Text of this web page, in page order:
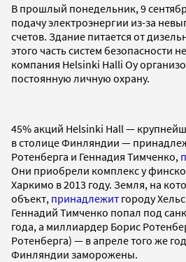
В прошлый понедельник, 9
подачу электроэнергии из-за
счетов. Здание питается от
этого часть систем безопасности
компания Helsinki Halli Oy
постоянную личную охрану.
45% акций Helsinki Hall —
в столице Финляндии —
Ротенберга и Геннадия Тимченко,
Они приобрели комплекс у
Харкимо в 2013 году. Земля, на
объект, принадлежит городу
Геннадий Тимченко попал под
года, а миллиардер Борис
Ротенберга) — в апреле того же
Финляндии заморожены.